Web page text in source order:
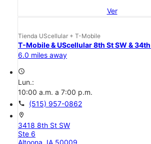
Ver
Tienda UScellular + T-Mobile
T-Mobile & UScellular 8th St SW & 34th
6.0 miles away
access_time
Lun.:
10:00 a.m. a 7:00 p.m.
call (515) 957-0862
location_on
3418 8th St SW
Ste 6
Altoona, IA 50009